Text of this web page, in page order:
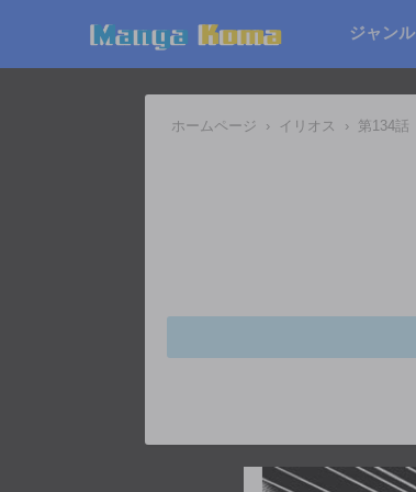
ジャンル
ホームページ › イリオス › 第134話